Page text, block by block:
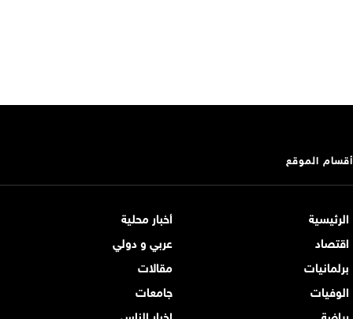
أقسام الموقع
الرئيسية
أخبار محلية
اقتصاد
عربي و دولي
برلمانيات
مقالات
الوفيات
جامعات